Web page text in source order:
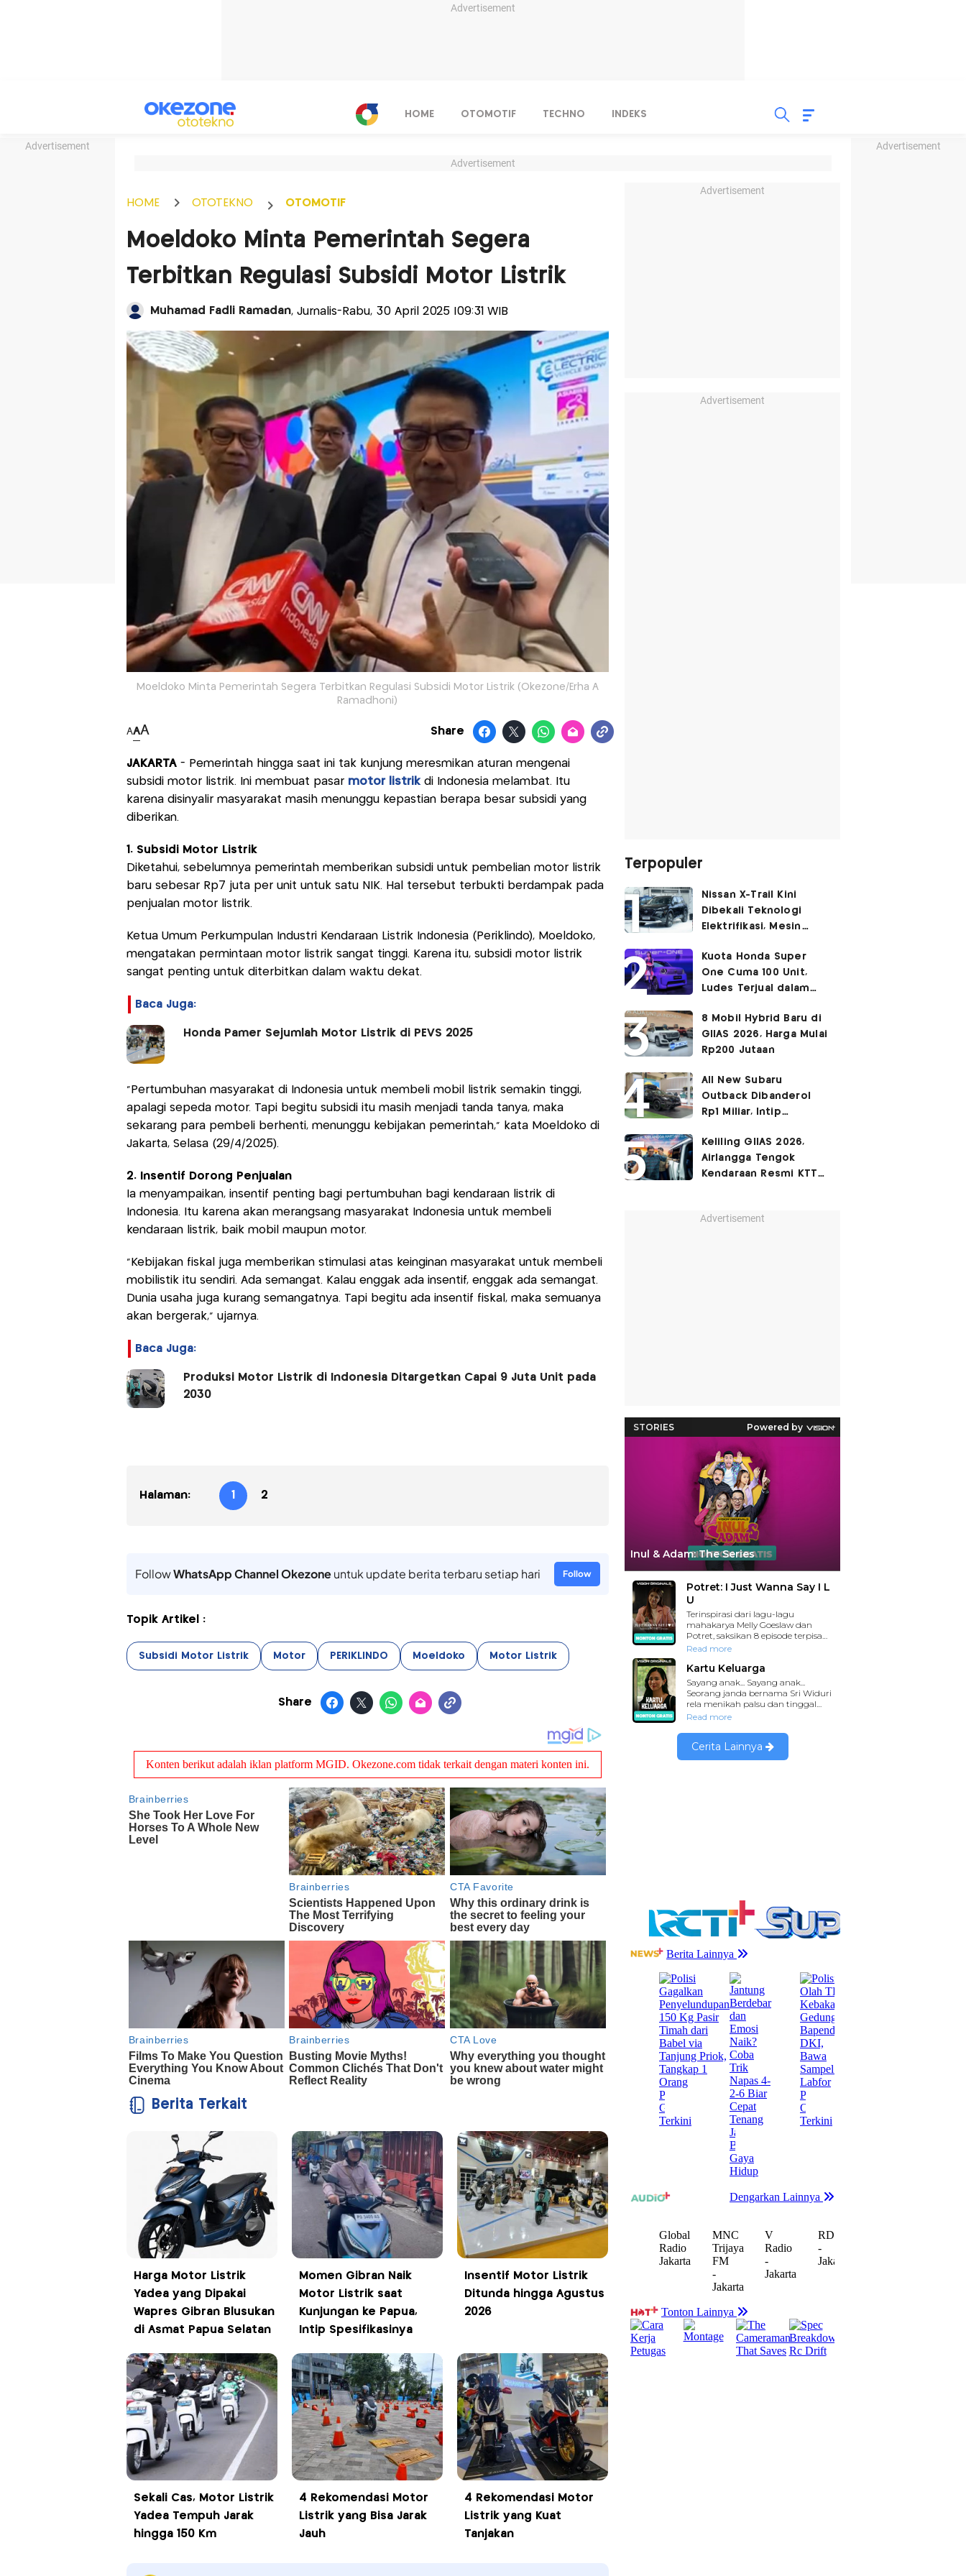
Advertisement
Advertisement Advertisement
HOME OTOMOTIF TECHNO INDEKS
Advertisement
HOME OTOTEKNO OTOMOTIF
Moeldoko Minta Pemerintah Segera
Terbitkan Regulasi Subsidi Motor Listrik
Muhamad Fadli Ramadan, Jurnalis-Rabu, 30 April 2025 |09:31 WIB
Moeldoko Minta Pemerintah Segera Terbitkan Regulasi Subsidi Motor Listrik (Okezone/Erha A
Ramadhoni)
AAA Share
JAKARTA- Pemerintah hingga saat ini tak kunjung meresmikan aturan mengenai
subsidi motor listrik. Ini membuat pasar motor listrikdi Indonesia melambat. Itu
karena disinyalir masyarakat masih menunggu kepastian berapa besar subsidi yang
diberikan.
1. Subsidi Motor Listrik
Diketahui, sebelumnya pemerintah memberikan subsidi untuk pembelian motor listrik
baru sebesar Rp7 juta per unit untuk satu NIK. Hal tersebut terbukti berdampak pada
penjualan motor listrik.
Ketua Umum Perkumpulan Industri Kendaraan Listrik Indonesia (Periklindo), Moeldoko,
mengatakan permintaan motor listrik sangat tinggi. Karena itu, subsidi motor listrik
sangat penting untuk diterbitkan dalam waktu dekat.
Baca Juga:
Honda Pamer Sejumlah Motor Listrik di PEVS 2025
"Pertumbuhan masyarakat di Indonesia untuk membeli mobil listrik semakin tinggi,
apalagi sepeda motor. Tapi begitu subsidi itu masih menjadi tanda tanya, maka
sekarang para pembeli berhenti, menunggu kebijakan pemerintah," kata Moeldoko di
Jakarta, Selasa (29/4/2025).
2. Insentif Dorong Penjualan
Ia menyampaikan, insentif penting bagi pertumbuhan bagi kendaraan listrik di
Indonesia. Itu karena akan merangsang masyarakat Indonesia untuk membeli
kendaraan listrik, baik mobil maupun motor.
"Kebijakan fiskal juga memberikan stimulasi atas keinginan masyarakat untuk membeli
mobilistik itu sendiri. Ada semangat. Kalau enggak ada insentif, enggak ada semangat.
Dunia usaha juga kurang semangatnya. Tapi begitu ada insentif fiskal, maka semuanya
akan bergerak," ujarnya.
Baca Juga:
Produksi Motor Listrik di Indonesia Ditargetkan Capai 9 Juta Unit pada
2030
Halaman: 1 2
FollowWhatsApp Channel Okezoneuntuk update berita terbaru setiap hari Follow
Topik Artikel :
Subsidi Motor Listrik Motor PERIKLINDO Moeldoko Motor Listrik
Share
Berita Terkait
Harga Motor Listrik
Yadea yang Dipakai
Wapres Gibran Blusukan
di Asmat Papua Selatan
Momen Gibran Naik
Motor Listrik saat
Kunjungan ke Papua,
Intip Spesifikasinya
Insentif Motor Listrik
Ditunda hingga Agustus
2026
Sekali Cas, Motor Listrik
Yadea Tempuh Jarak
hingga 150 Km
4 Rekomendasi Motor
Listrik yang Bisa Jarak
Jauh
4 Rekomendasi Motor
Listrik yang Kuat
Tanjakan
Advertisement
Advertisement
Terpopuler
Nissan X-Trail Kini
Dibekali Teknologi
Elektrifikasi, Mesin
Kuota Honda Super
One Cuma 100 Unit,
Ludes Terjual dalam
8 Mobil Hybrid Baru di
GIIAS 2026, Harga Mulai
Rp200 Jutaan
All New Subaru
Outback Dibanderol
Rp1 Miliar, Intip
Keliling GIIAS 2026,
Airlangga Tengok
Kendaraan Resmi KTT
Advertisement